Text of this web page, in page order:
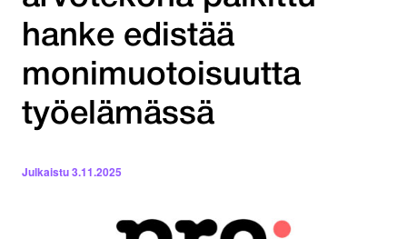
hanke edistää
monimuotoisuutta
työelämässä
Julkaistu3.11.2025